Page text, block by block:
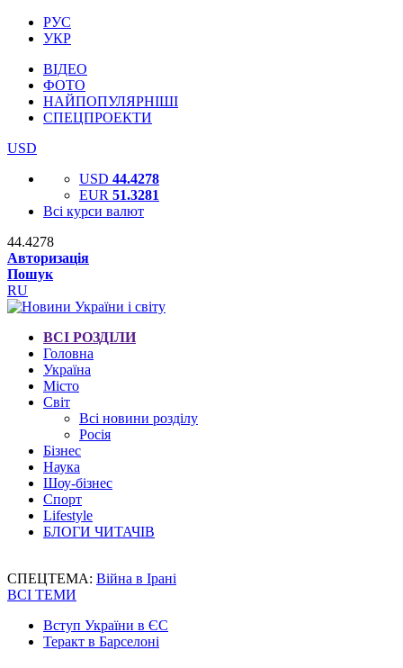
РУС
УКР
ВІДЕО
ФОТО
НАЙПОПУЛЯРНІШІ
СПЕЦПРОЕКТИ
USD
USD 44.4278
EUR 51.3281
Всі курси валют
44.4278
Авторизація
Пошук
RU
ВСІ РОЗДІЛИ
Головна
Україна
Місто
Світ
Всі новини розділу
Росія
Бізнес
Наука
Шоу-бізнес
Спорт
Lifestyle
БЛОГИ ЧИТАЧІВ
СПЕЦТЕМА: Війна в Ірані
ВСІ ТЕМИ
Вступ України в ЄС
Теракт в Барселоні